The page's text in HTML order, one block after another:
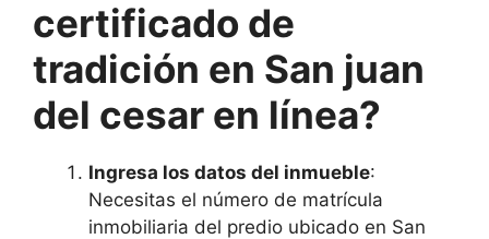
certificado de
tradición en San juan
del cesar en línea?
Ingresa los datos del inmueble:
Necesitas el número de matrícula
inmobiliaria del predio ubicado en San